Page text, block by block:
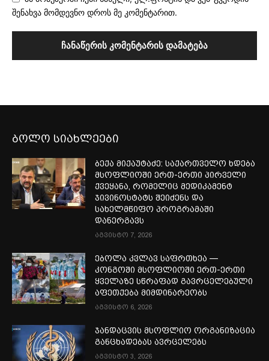
შენახვა მომდევნო დროს მე კომენტარით.
ბოლო სიახლეები
ბექა მიქაუტაძე: საქართველო ხდება
მსოფლიოში ერთ-ერთი პირველი
ქვეყანა, რომელიც მედიკამენტ
ჯივინოსტატს შეიძენს და
სახელმწიფო პროგრამაში
დანერგავს
აგვისტო 7, 2026
ებოლა კვლავ საფრთხეა —
კონგოში მსოფლიოში ერთ-ერთი
ყველაზე სწრაფად გავრცელებული
აფეთქება მიმდინარეობს
აგვისტო 6, 2026
ჯანდაცვის მსოფლიო ორგანიზაცია
განცხადებას ავრცელებს
აგვისტო 3, 2026